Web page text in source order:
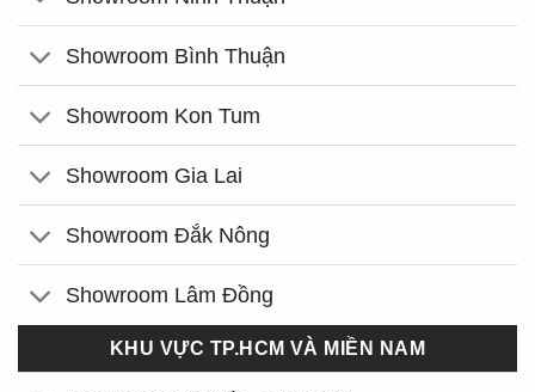
Showroom Bình Thuận
Showroom Kon Tum
Showroom Gia Lai
Showroom Đắk Nông
Showroom Lâm Đồng
KHU VỰC TP.HCM VÀ MIỀN NAM